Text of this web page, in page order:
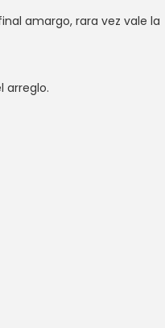
amargo, rara vez vale la
arreglo.